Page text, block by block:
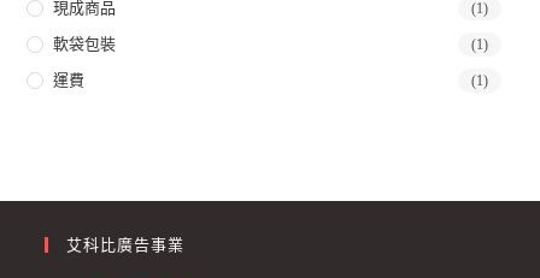
現成商品 (1)
軟袋包裝 (1)
運費 (1)
艾科比廣告事業